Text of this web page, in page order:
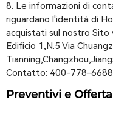
Le informazioni di
riguardano l'identità di
acquistati sul nostro Sito
Edificio 1,N.5 Via
Contatto: 400-778-6688
Preventivi e Offerta